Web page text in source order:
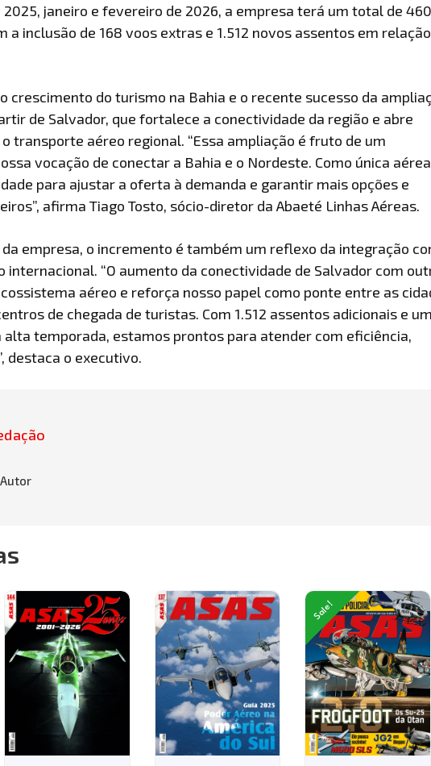
janeiro e fevereiro de 2026, a empresa terá um total de 460
a inclusão de 168 voos extras e 1.512 novos assentos em
crescimento do turismo na Bahia e o recente sucesso da
de Salvador, que fortalece a conectividade da região e abre
transporte aéreo regional. “Essa ampliação é fruto de um
vocação de conectar a Bahia e o Nordeste. Como única aérea
para ajustar a oferta à demanda e garantir mais opções e
afirma Tiago Tosto, sócio-diretor da Abaeté Linhas Aéreas.
da empresa, o incremento é também um reflexo da integração
internacional. “O aumento da conectividade de Salvador com
aéreo e reforça nosso papel como ponte entre as
de chegada de turistas. Com 1.512 assentos adicionais e
alta temporada, estamos prontos para atender com eficiência,
destaca o executivo.
Autor